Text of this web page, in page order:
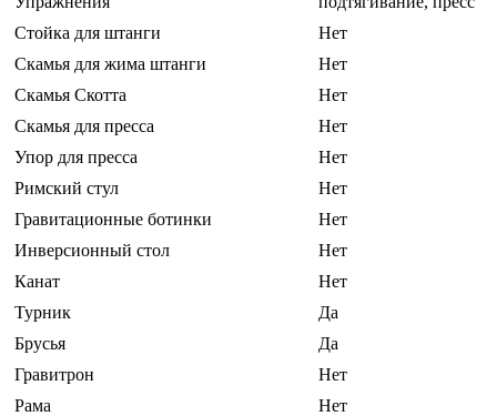
Стойка для штанги
Нет
Скамья для жима штанги
Нет
Скамья Скотта
Нет
Скамья для пресса
Нет
Упор для пресса
Нет
Римский стул
Нет
Гравитационные ботинки
Нет
Инверсионный стол
Нет
Канат
Нет
Турник
Да
Брусья
Да
Гравитрон
Нет
Рама
Нет